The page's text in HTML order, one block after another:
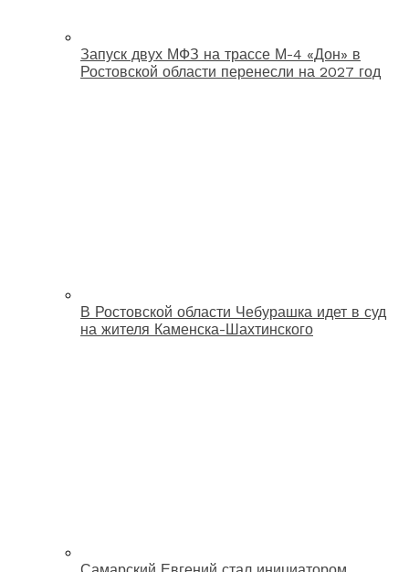
Запуск двух МФЗ на трассе М-4 «Дон» в
Ростовской области перенесли на 2027 год
В Ростовской области Чебурашка идет в суд
на жителя Каменска-Шахтинского